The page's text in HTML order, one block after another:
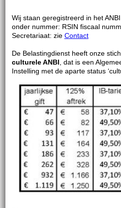
Wij staan geregistreerd in het
onder nummer: RSIN fiscaal
Secretariaat: zie Contact
De Belastingdienst heeft onze
culturele ANBI , dat is een
Instelling met de aparte status